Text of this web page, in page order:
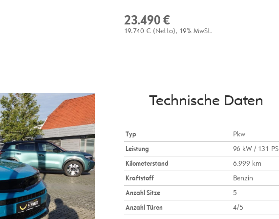
23.490 €
19.740 € (Netto) 19% MwSt.
Technische Daten
Typ
Pkw
Leistung
96 kW / 131 PS
Kilometerstand
6.999 km
Kraftstoff
Benzin
Anzahl Sitze
5
Anzahl Türen
4/5